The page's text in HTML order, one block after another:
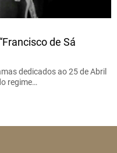
de Sá
dedicados ao 25 de Abril
regime…